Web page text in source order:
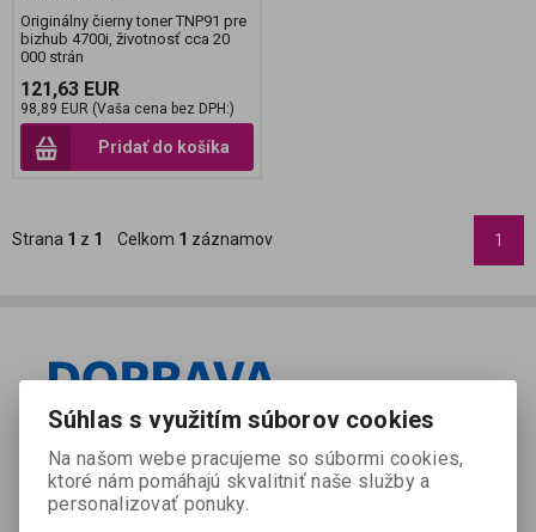
Originálny čierny toner TNP91 pre
bizhub 4700i, životnosť cca 20
000 strán
121,63 EUR
98,89 EUR (Vaša cena bez DPH:)
Pridať do košíka
Strana 1 z 1 Celkom 1 záznamov 1
Súhlas s využitím súborov cookies
Na našom webe pracujeme so súbormi cookies,
ktoré nám pomáhajú skvalitniť naše služby a
personalizovať ponuky.